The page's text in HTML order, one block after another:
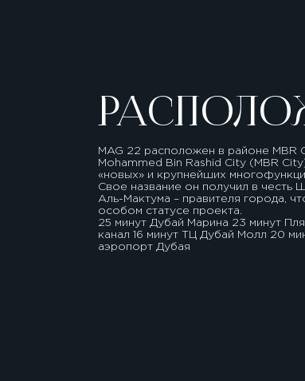
MAG 22 расположен в районе MBR
Mohammed Bin Rashid City (MBR
«новых» и крупнейших
Свое название он получил в честь
Аль-Мактума – правителя города,
особом статусе проекта.
25 минут Дубай Марина 23 минут
канал 16 минут ТЦ Дубай Молл 20
аэропорт Дубая